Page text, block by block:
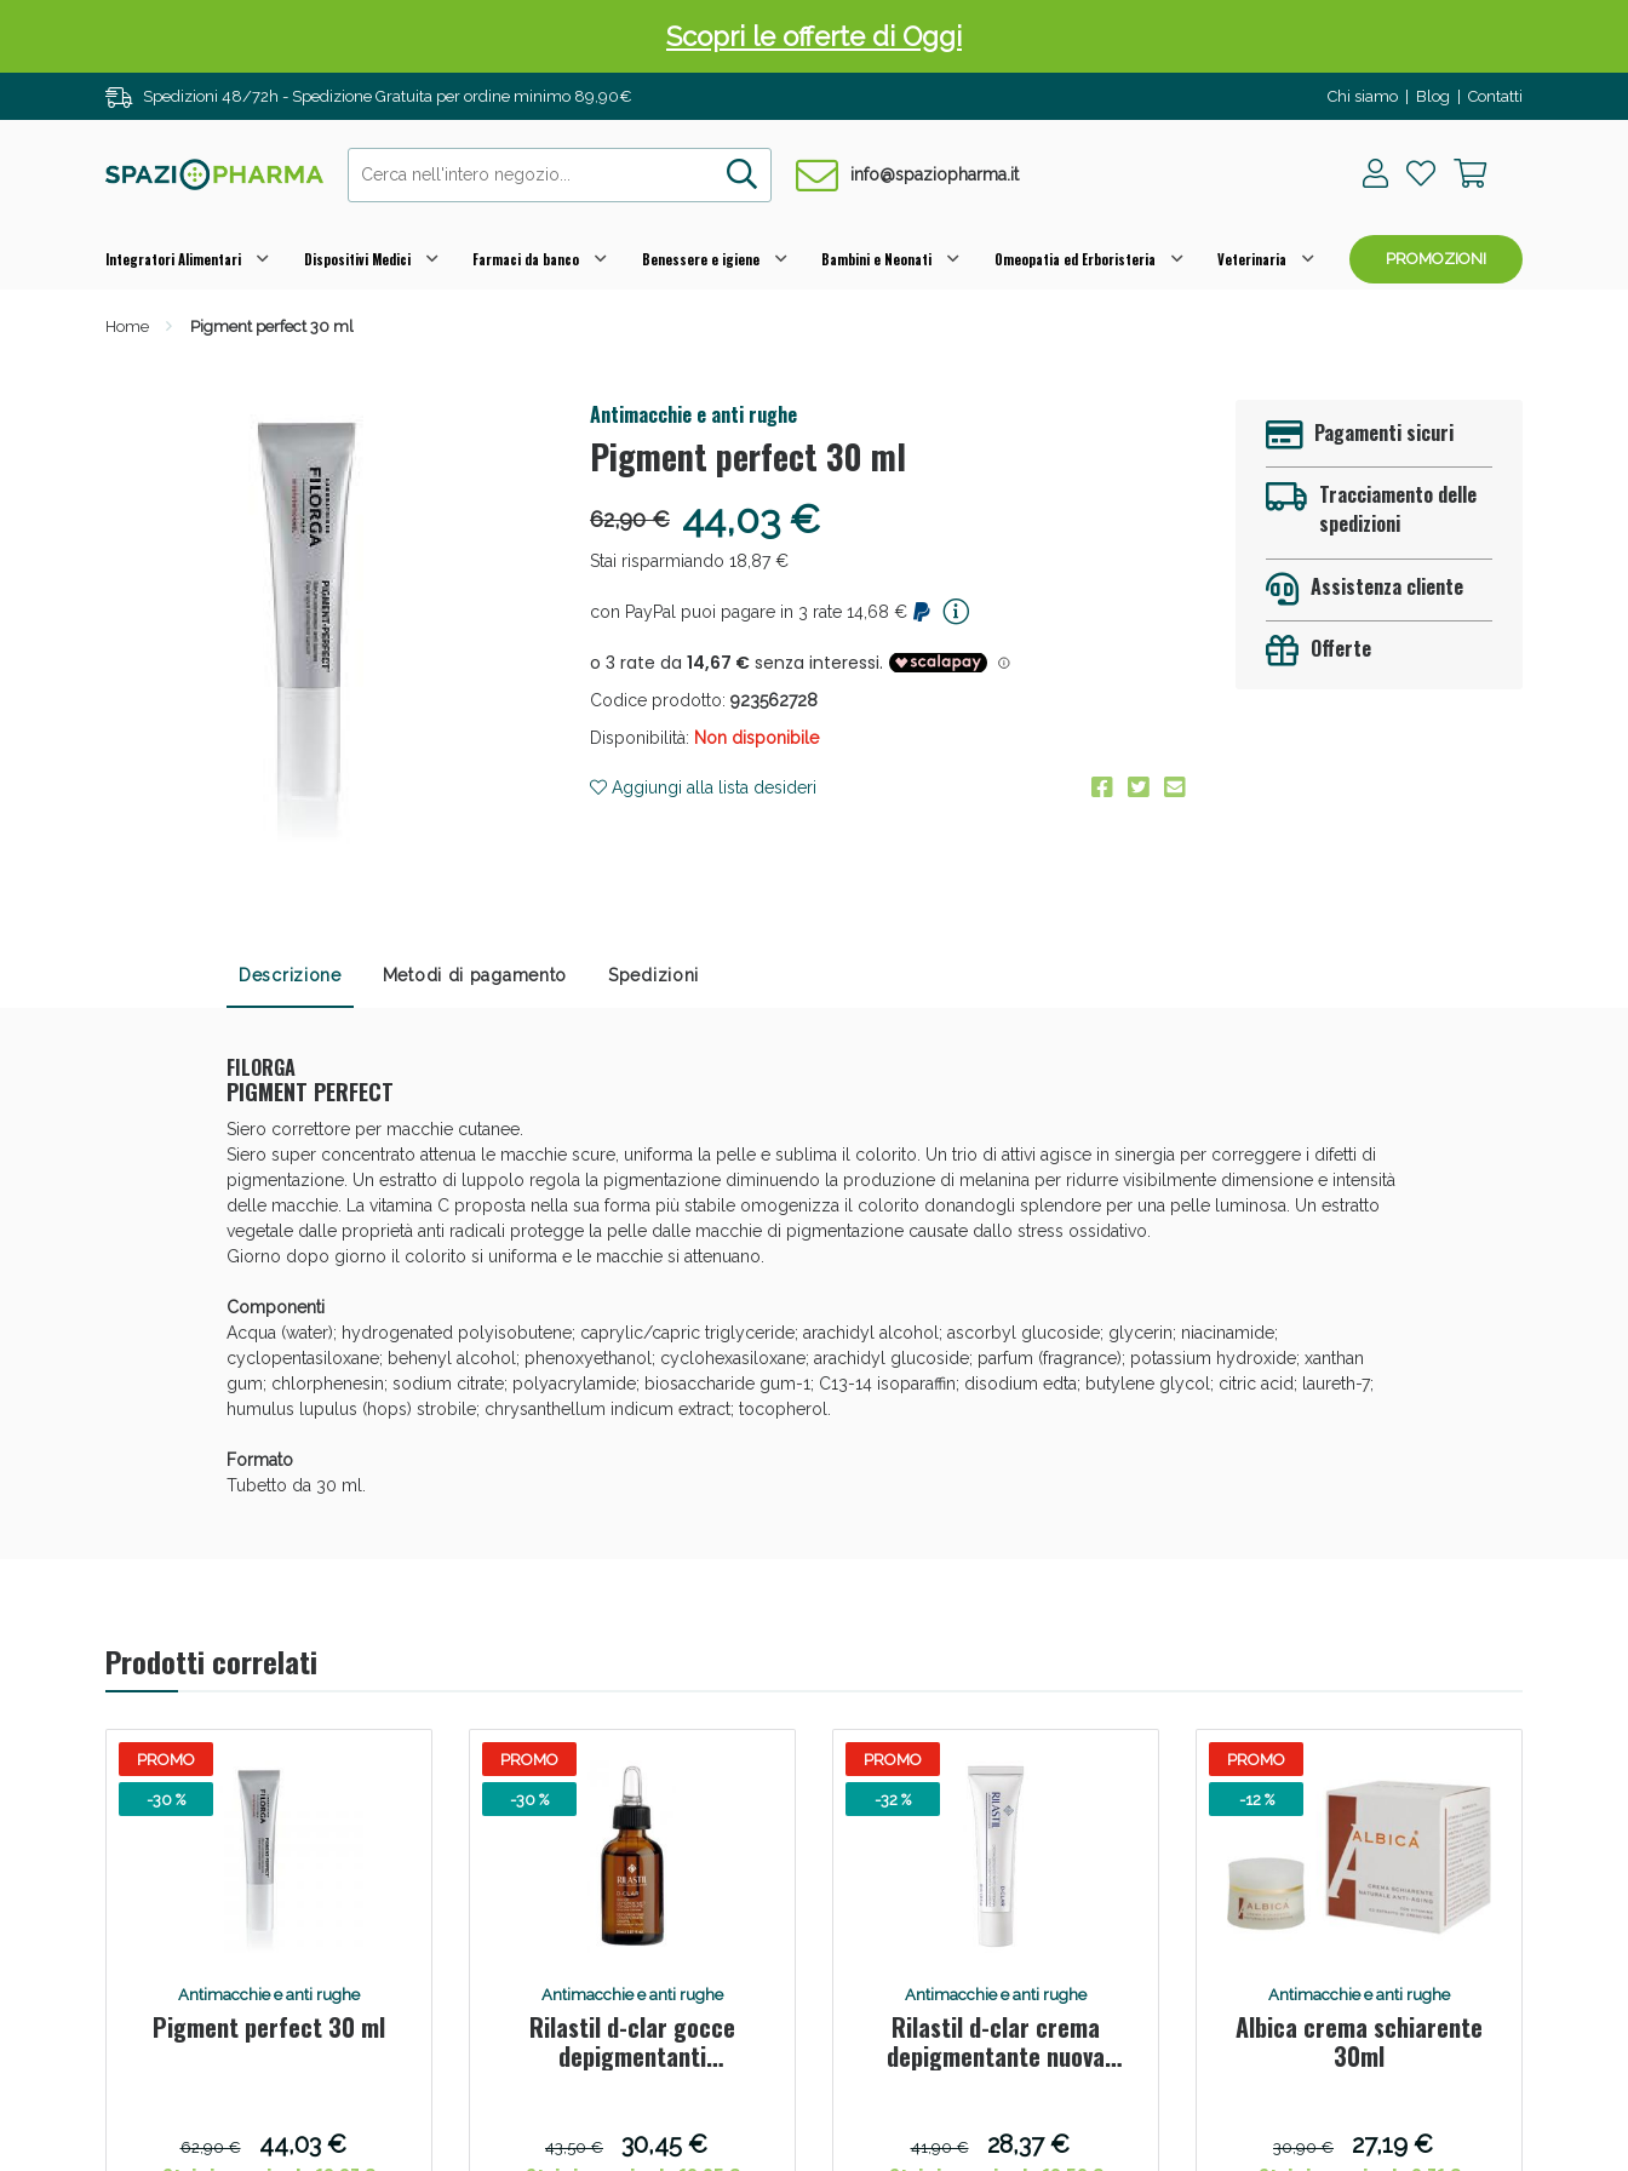
Spedizioni 48/72h - Spedizione Gratuita per ordine minimo 89,90€ Chi siamo Blog Contatti
info@spaziopharma.it
Integratori Alimentari Dispositivi Medici Farmaci da banco Benessere e igiene Bambini e Neonati Omeopatia ed Erboristeria Veterinaria PROMOZIONI
Home Pigment perfect 30 ml
Antimacchie e anti rughe
Pigment perfect 30 ml
62,90 € 44,03 €
Stai risparmiando 18,87 €
con PayPal puoi pagare in 3 rate 14,68 €
Codice prodotto: 923562728
Disponibilità: Non disponibile
Aggiungi alla lista desideri
Pagamenti sicuri
Tracciamento delle
spedizioni
Assistenza cliente
Offerte
Descrizione Metodi di pagamento Spedizioni
FILORGA
PIGMENT PERFECT
Siero correttore per macchie cutanee.
Siero super concentrato attenua le macchie scure, uniforma la pelle e sublima il colorito. Un trio di attivi agisce in sinergia per correggere i difetti di
pigmentazione. Un estratto di luppolo regola la pigmentazione diminuendo la produzione di melanina per ridurre visibilmente dimensione e intensità
delle macchie. La vitamina C proposta nella sua forma più stabile omogenizza il colorito donandogli splendore per una pelle luminosa. Un estratto
vegetale dalle proprietà anti radicali protegge la pelle dalle macchie di pigmentazione causate dallo stress ossidativo.
Giorno dopo giorno il colorito si uniforma e le macchie si attenuano.
Componenti
Acqua (water); hydrogenated polyisobutene; caprylic/capric triglyceride; arachidyl alcohol; ascorbyl glucoside; glycerin; niacinamide;
cyclopentasiloxane; behenyl alcohol; phenoxyethanol; cyclohexasiloxane; arachidyl glucoside; parfum (fragrance); potassium hydroxide; xanthan
gum; chlorphenesin; sodium citrate; polyacrylamide; biosaccharide gum-1; C13-14 isoparaffin; disodium edta; butylene glycol; citric acid; laureth-7;
humulus lupulus (hops) strobile; chrysanthellum indicum extract; tocopherol.
Formato
Tubetto da 30 ml.
Prodotti correlati
PROMO
-30 %
Antimacchie e anti rughe
Pigment perfect 30 ml
62,90 €
44,03 €
PROMO
-30 %
Antimacchie e anti rughe
Rilastil d-clar gocce
depigmentanti
43,50 €
30,45 €
PROMO
-32 %
Antimacchie e anti rughe
Rilastil d-clar crema
depigmentante nuova
41,90 €
28,37 €
PROMO
-12 %
Antimacchie e anti rughe
Albica crema schiarente
30ml
30,90 €
27,19 €
Scopri le offerte di Oggi
Drenanti e Pancia Piatta: Sconti fino al 55% validi solo per OGGI!
Anticellulite e Fanghi: Sconto fino al 40% valido oggi!
Sconto fino al 55% disponibile oggi!